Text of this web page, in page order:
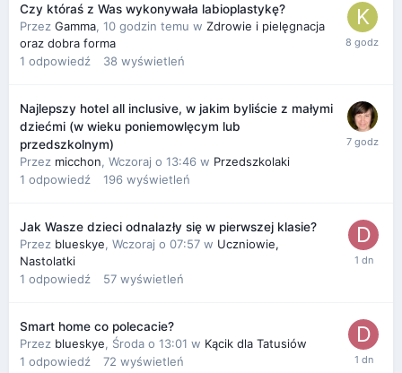
Czy któraś z Was wykonywała labioplastykę?
Przez Gamma, 10 godzin temu w Zdrowie i pielęgnacja
oraz dobra forma
1 odpowiedź 38 wyświetleń
Najlepszy hotel all inclusive, w jakim byliście z małymi
dziećmi (w wieku poniemowlęcym lub
przedszkolnym)
Przez micchon, Wczoraj o 13:46 w Przedszkolaki
1 odpowiedź 196 wyświetleń
Jak Wasze dzieci odnalazły się w pierwszej klasie?
Przez blueskye, Wczoraj o 07:57 w Uczniowie,
Nastolatki
1 odpowiedź 57 wyświetleń
Smart home co polecacie?
Przez blueskye, Środa o 13:01 w Kącik dla Tatusiów
1 odpowiedź 72 wyświetleń